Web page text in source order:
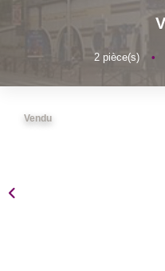
2pièce(s) •
Vendu